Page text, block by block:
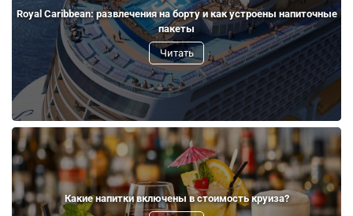
Royal Caribbean: развлечения на борту и как устроены напиточные
пакеты
Читать
Какие напитки включены в стоимость круиза?